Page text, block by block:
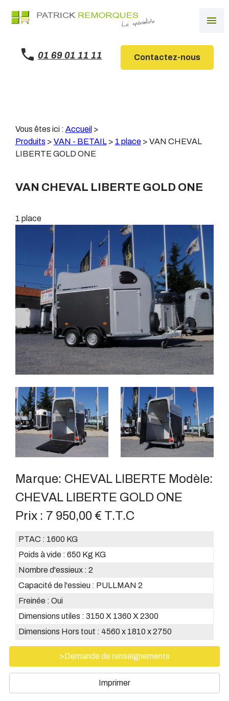
menu
01 69 01 11 11 Contactez-nous
Vous êtes ici : Accueil >
Produits > VAN - BETAIL> 1 place> VAN CHEVAL
LIBERTE GOLD ONE
VAN CHEVAL LIBERTE GOLD ONE
1 place
Marque: CHEVAL LIBERTE Modèle:
CHEVAL LIBERTE GOLD ONE
Prix : 7 950,00 € T.T.C
PTAC : 1600 KG
Poids à vide : 650 Kg KG
Nombre d'essieux : 2
Capacité de l'essieu : PULLMAN 2
Freinée : Oui
Dimensions utiles : 3150 X 1360 X 2300
Dimensions Hors tout : 4560 x 1810 x 2750
>Demande de renseignements
Imprimer